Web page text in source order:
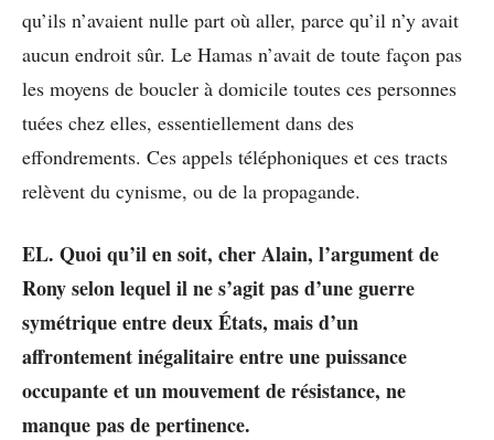
qu’ils n’avaient nulle part où aller, parce qu’il n’y avait
aucun endroit sûr. Le Hamas n’avait de toute façon pas
les moyens de boucler à domicile toutes ces personnes
tuées chez elles, essentiellement dans des
effondrements. Ces appels téléphoniques et ces tracts
relèvent du cynisme, ou de la propagande.
EL. Quoi qu’il en soit, cher Alain, l’argument de
Rony selon lequel il ne s’agit pas d’une guerre
symétrique entre deux États, mais d’un
affrontement inégalitaire entre une puissance
occupante et un mouvement de résistance, ne
manque pas de pertinence.